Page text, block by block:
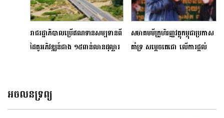
រាជរដ្ឋាភិបាលប្រើឥណទានសម្បទានពី
ដៃគូអភិវឌ្ឍន៍ជាង ១៥ពាន់លានដុល្លារ
សមាគមមីក្រូហិរញ្ញវត្ថុកម្ពុជាប្រកាស
គាំទ្រ សម្តេចតេជោ លើការផ្តល់
អចលនទ្រព្យ